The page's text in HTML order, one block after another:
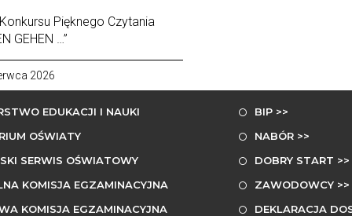
Konkursu Pięknego Czytania
GEHEN …”
2026
LINKI
EDUKACJI I NAUKI
OŚWIATY
SERWIS OŚWIATOWY
KOMISJA EGZAMINACYJNA
KOMISJA EGZAMINACYJNA
BIP >>
NABÓR >>
DOBRY START >>
ZAWODOWCY >>
DEKLARACJA